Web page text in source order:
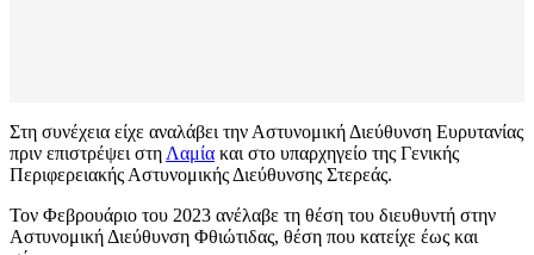
Στη συνέχεια είχε αναλάβει την Αστυνομική Διεύθυνση Ευρυτανίας
πριν επιστρέψει στη Λαμία και στο υπαρχηγείο της Γενικής
Περιφερειακής Αστυνομικής Διεύθυνσης Στερεάς.
Τον Φεβρουάριο του 2023 ανέλαβε τη θέση του διευθυντή στην
Αστυνομική Διεύθυνση Φθιώτιδας, θέση που κατείχε έως και